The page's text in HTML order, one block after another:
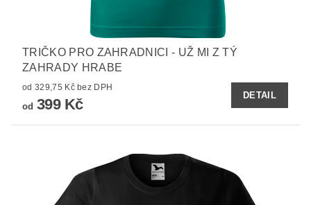
TRIČKO PRO ZAHRADNICI - UŽ MI Z TÝ
ZAHRADY HRABE
od 329,75 Kč bez DPH
od 399 Kč
DETAIL